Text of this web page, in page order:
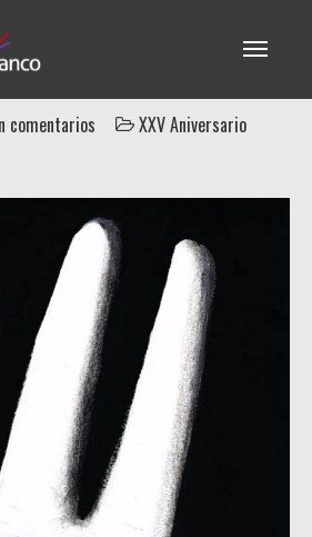
Miguel Ángel Blanco - XXV
comentarios
XXV Aniversario